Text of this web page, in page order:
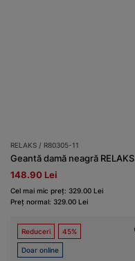
RELAKS / R80305-11
Geantă damă neagră RELAKS
148.90 Lei
Cel mai mic preț: 329.00 Lei
Preț normal: 329.00 Lei
Reduceri 45%
Doar online